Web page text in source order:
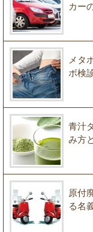
カー
メタ
ボ検
青汁
み方
原付
る名